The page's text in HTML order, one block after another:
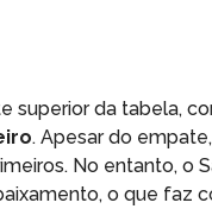
superior da tabela,
. Apesar do
No entanto, o
o que faz